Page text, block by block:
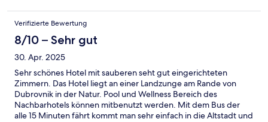
Verifizierte Bewertung
8/10 – Sehr gut
30. Apr. 2025
Sehr schönes Hotel mit sauberen seht gut eingerichteten
Zimmern. Das Hotel liegt an einer Landzunge am Rande von
Dubrovnik in der Natur. Pool und Wellness Bereich des
Nachbarhotels können mitbenutzt werden. Mit dem Bus der
alle 15 Minuten fährt kommt man sehr einfach in die Altstadt und